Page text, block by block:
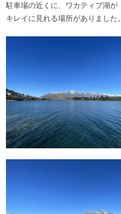
駐車場の近くに、ワカティプ湖が
キレイに見れる場所がありました。